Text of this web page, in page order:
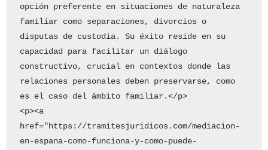
opción preferente en situaciones de naturaleza
familiar como separaciones, divorcios o
disputas de custodia. Su éxito reside en su
capacidad para facilitar un diálogo
constructivo, crucial en contextos donde las
relaciones personales deben preservarse, como
es el caso del ámbito familiar.</p>
<p><a
href="https://tramitesjuridicos.com/mediacion-
en-espana-como-funciona-y-como-puede-